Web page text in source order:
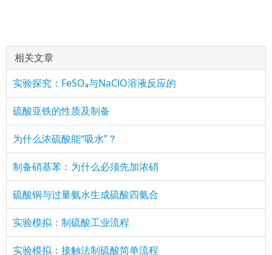
相关文章
实验探究：FeSO₄与NaClO溶液反应的
硫酸亚铁的性质及制备
为什么浓硫酸能“吸水”？
制备硝基苯：为什么必须先加浓硝
硫酸铜与过量氨水生成硫酸四氨合
实验模拟：制硫酸工业流程
实验模拟：接触法制硫酸简单流程